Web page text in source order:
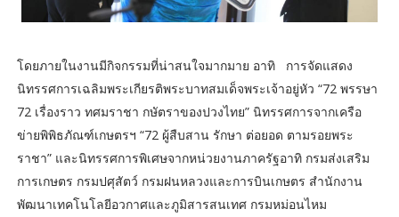
โดยภายในงานมีกิจกรรมที่น่าสนใจมากมาย​ อาทิ​ การจัดแสดง
นิทรรศการเฉลิมพระเกียรติพระบาทสมเด็จพระเจ้าอยู่หัว “72 พรรษา
72 เรื่องราว ทศมราชา กษัตราของปวงไทย” นิทรรศการจากเครือ
ข่ายพิพิธภัณฑ์เกษตรฯ “72 ผู้สืบสาน รักษา ต่อยอด ตามรอยพระ
ราชา” และนิทรรศการพิเศษจากหน่วยงานภาครัฐอาทิ กรมส่งเสริม
การเกษตร กรมปศุสัตว์ กรมฝนหลวงและการบินเกษตร สำนักงาน
พัฒนาเทคโนโลยีอวกาศและภูมิสารสนเทศ กรมหม่อนไหม